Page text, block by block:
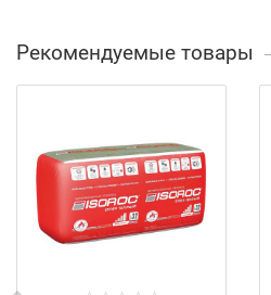
Рекомендуемые товары